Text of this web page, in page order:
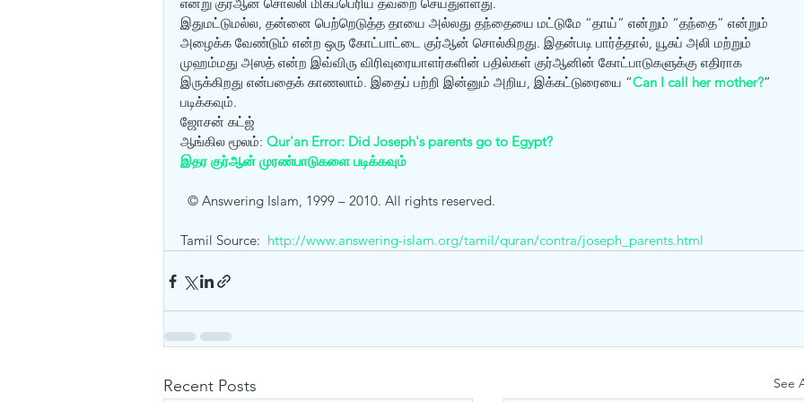
இதுமட்டுமல்ல, தன்னை பெற்றெடுத்த தாயை அல்லது தந்தையை மட்டுமே “தாய்” என்றும் “தந்தை” என்றும்
அழைக்க வேண்டும் என்ற ஒரு கோட்பாட்டை குர்ஆன் சொல்கிறது. இதன்படி பார்த்தால், யூசுப் அலி மற்றும்
முஹம்மது அஸத் என்ற இவ்விரு விரிவுரையாளர்களின் பதில்கள் குர்ஆனின் கோட்பாடுகளுக்கு எதிராக
இருக்கிறது என்பதைக் காணலாம். இதைப் பற்றி இன்னும் அறிய, இக்கட்டுரையை “Can I call her mother?”
படிக்கவும்.
ஜோசன் கட்ஜ்
ஆங்கில மூலம்: Qur'an Error: Did Joseph's parents go to Egypt?
இதர குர்ஆன் முரண்பாடுகளை படிக்கவும்
  © Answering Islam, 1999 – 2010. All rights reserved.
Tamil Source: http://www.answering-islam.org/tamil/quran/contra/joseph_parents.html
Recent Posts See